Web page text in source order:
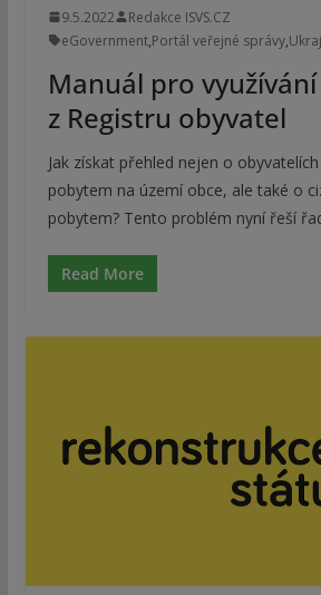
9.5.2022
Redakce ISVS.CZ
eGovernment,Portál veřejné správy,
Manuál pro
z Registru obyvatel
Jak získat přehled nejen o
pobytem na území obce, ale také o
pobytem? Tento problém nyní řeší
Read More